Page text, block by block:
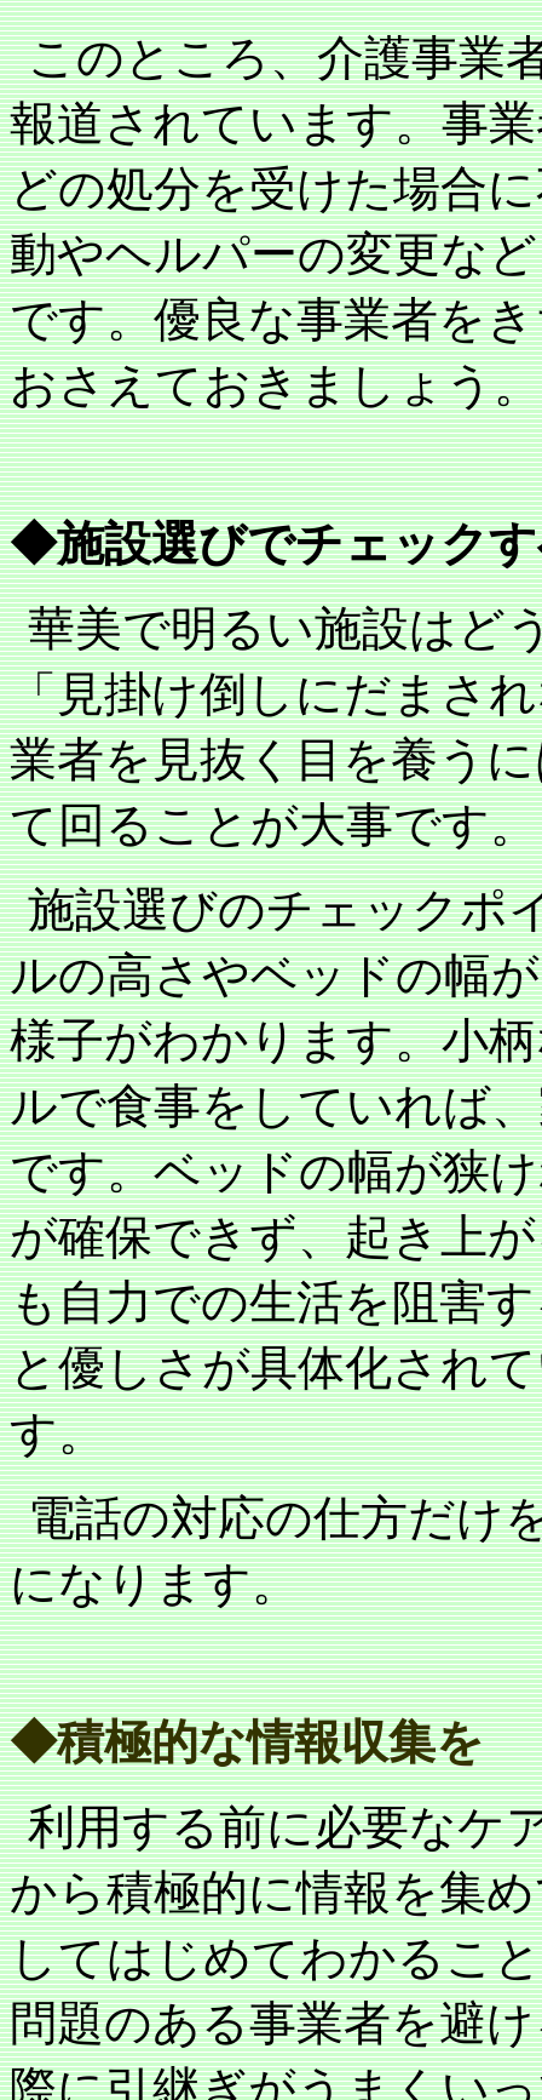
このところ、介護事業
報道されています。事
どの処分を受けた場合
動やヘルパーの変更な
です。優良な事業者を
おさえておきましょう。
◆施設選びでチェック
華美で明るい施設はど
「見掛け倒しにだまさ
業者を見抜く目を養う
て回ることが大事です。
施設選びのチェックポ
ルの高さやベッドの幅
様子がわかります。小
ルで食事をしていれば
です。ベッドの幅が狭
が確保できず、起き上
も自力での生活を阻害
と優しさが具体化され
す。
電話の対応の仕方だけ
になります。
◆積極的な情報収集を
利用する前に必要なケ
から積極的に情報を集
してはじめてわかるこ
問題のある事業者を避
際に引継ぎがうまくい